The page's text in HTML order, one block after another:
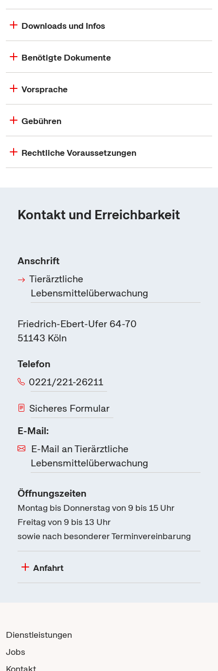
Downloads und Infos
Benötigte Dokumente
Vorsprache
Gebühren
Rechtliche Voraussetzungen
Kontakt und Erreichbarkeit
Anschrift
Tierärztliche
Lebensmittelüberwachung
Friedrich-Ebert-Ufer 64-70
51143 Köln
Telefon
0221/221-26211
Sicheres Formular
E-Mail:
E-Mail an Tierärztliche
Lebensmittelüberwachung
Öffnungszeiten
Montag bis Donnerstag von 9 bis 15 Uhr
Freitag von 9 bis 13 Uhr
sowie nach besonderer Terminvereinbarung
Anfahrt
Dienstleistungen
Jobs